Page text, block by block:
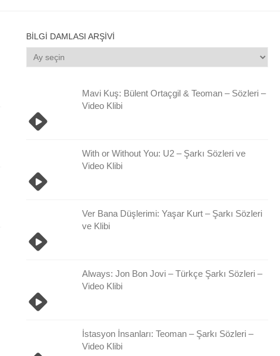
BILGI DAMLASI ARŞIVI
Bilgi
Damlası
Mavi Kuş: Bülent Ortaçgil & Teoman – Sözleri –
Video Klibi
With or Without You: U2 – Şarkı Sözleri ve
Video Klibi
Ver Bana Düşlerimi: Yaşar Kurt – Şarkı Sözleri
ve Klibi
Always: Jon Bon Jovi – Türkçe Şarkı Sözleri –
Video Klibi
İstasyon İnsanları: Teoman – Şarkı Sözleri –
Video Klibi